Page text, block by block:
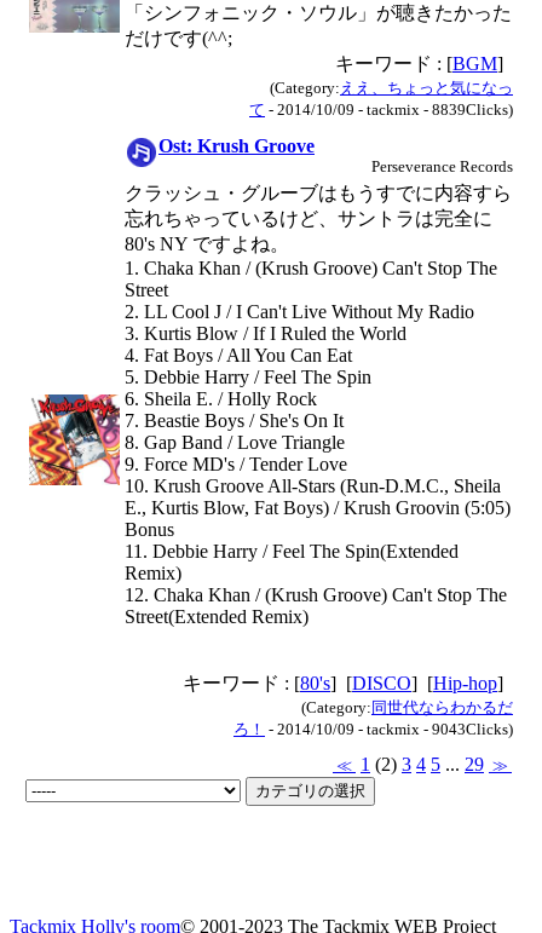
「シンフォニック・ソウル」が聴きたかった
だけです(^^;
キーワード : [BGM]
(Category: ええ、ちょっと気になっ
て - 2014/10/09 - tackmix - 8839Clicks)
Ost: Krush Groove
Perseverance Records
クラッシュ・グルーブはもうすでに内容すら
忘れちゃっているけど、サントラは完全に
80's NY ですよね。
1. Chaka Khan / (Krush Groove) Can't Stop The
Street
2. LL Cool J / I Can't Live Without My Radio
3. Kurtis Blow / If I Ruled the World
4. Fat Boys / All You Can Eat
5. Debbie Harry / Feel The Spin
6. Sheila E. / Holly Rock
7. Beastie Boys / She's On It
8. Gap Band / Love Triangle
9. Force MD's / Tender Love
10. Krush Groove All-Stars (Run-D.M.C., Sheila
E., Kurtis Blow, Fat Boys) / Krush Groovin (5:05)
Bonus
11. Debbie Harry / Feel The Spin(Extended
Remix)
12. Chaka Khan / (Krush Groove) Can't Stop The
Street(Extended Remix)
キーワード : [80's] [DISCO] [Hip-hop]
(Category: 同世代ならわかるだ
ろ！ - 2014/10/09 - tackmix - 9043Clicks)
≪ 1 (2) 3 4 5 ... 29 ≫
Tackmix Holly's room© 2001-2023 The Tackmix WEB Project